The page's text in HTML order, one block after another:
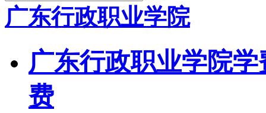
广东行政职业学院
广东行政职业学院
费